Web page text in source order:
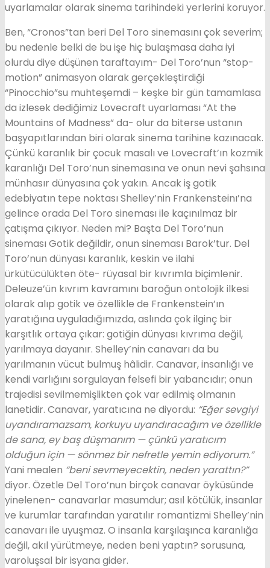
uyarlamalar olarak sinema tarihindeki yerlerini koruyor.
Ben, “Cronos”tan beri Del Toro sinemasını çok severim;
bu nedenle belki de bu işe hiç bulaşmasa daha iyi
olurdu diye düşünen taraftayım- Del Toro’nun “stop-
motion” animasyon olarak gerçekleştirdiği
“Pinocchio”su muhteşemdi – keşke bir gün tamamlasa
da izlesek dediğimiz Lovecraft uyarlaması “At the
Mountains of Madness” da- olur da biterse ustanın
başyapıtlarından biri olarak sinema tarihine kazınacak.
Çünkü karanlık bir çocuk masalı ve Lovecraft’ın kozmik
karanlığı Del Toro’nun sinemasına ve onun nevi şahsına
münhasır dünyasına çok yakın. Ancak iş gotik
edebiyatın tepe noktası Shelley’nin Frankensteinı’na
gelince orada Del Toro sineması ile kaçınılmaz bir
çatışma çıkıyor. Neden mi? Başta Del Toro’nun
sineması Gotik değildir, onun sineması Barok’tur. Del
Toro’nun dünyası karanlık, keskin ve ilahi
ürkütücülükten öte- rüyasal bir kıvrımla biçimlenir.
Deleuze’ün kıvrım kavramını baroğun ontolojik ilkesi
olarak alıp gotik ve özellikle de Frankenstein’ın
yaratığına uyguladığımızda, aslında çok ilginç bir
karşıtlık ortaya çıkar: gotiğin dünyası kıvrıma değil,
yarılmaya dayanır. Shelley’nin canavarı da bu
yarılmanın vücut bulmuş hâlidir. Canavar, insanlığı ve
kendi varlığını sorgulayan felsefi bir yabancıdır; onun
trajedisi sevilmemişlikten çok var edilmiş olmanın
lanetidir. Canavar, yaratıcına ne diyordu: “Eğer sevgiyi
uyandıramazsam, korkuyu uyandıracağım ve özellikle
de sana, ey baş düşmanım — çünkü yaratıcım
olduğun için — sönmez bir nefretle yemin ediyorum.”
Yani mealen “beni sevmeyecektin, neden yarattın?”
diyor. Özetle Del Toro’nun birçok canavar öyküsünde
yinelenen- canavarlar masumdur; asıl kötülük, insanlar
ve kurumlar tarafından yaratılır romantizmi Shelley’nin
canavarı ile uyuşmaz. O insanla karşılaşınca karanlığa
değil, akıl yürütmeye, neden beni yaptın? sorusuna,
varoluşsal bir isyana gider.